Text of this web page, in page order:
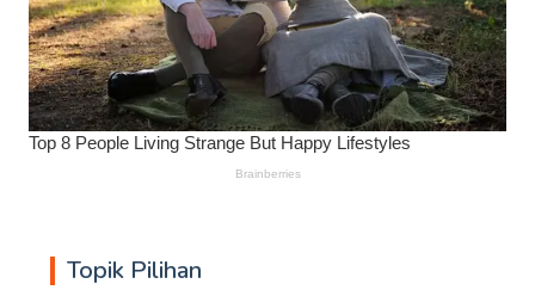
Topik Pilihan